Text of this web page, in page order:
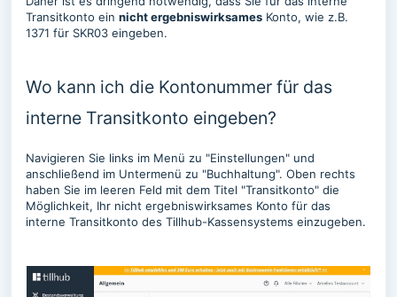
Transitkonto ein nicht ergebniswirksames Konto, wie z.B.
1371 für SKR03 eingeben.
Wo kann ich die Kontonummer für das
interne Transitkonto eingeben?
Navigieren Sie links im Menü zu "Einstellungen" und
anschließend im Untermenü zu "Buchhaltung". Oben rechts
haben Sie im leeren Feld mit dem Titel "Transitkonto" die
Möglichkeit, Ihr nicht ergebniswirksames Konto für das
interne Transitkonto des Tillhub-Kassensystems einzugeben.